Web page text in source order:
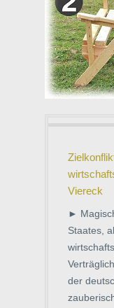
Viereck
►
Staates,
der